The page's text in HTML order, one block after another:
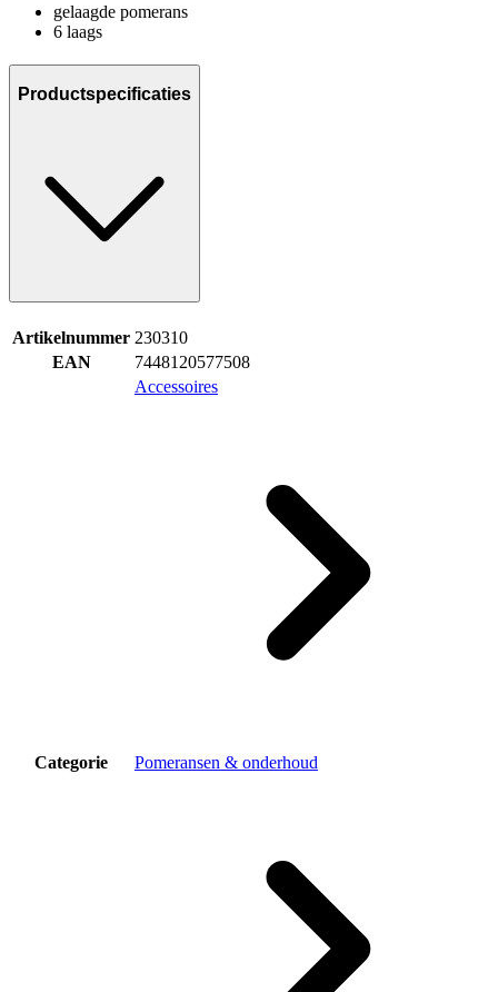
gelaagde pomerans
6 laags
Productspecificaties
Artikelnummer 230310
EAN
7448120577508
Categorie
Accessoires
Pomeransen & onderhoud